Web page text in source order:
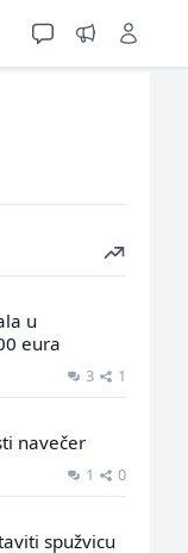
u
eura
3 1
navečer
1 0
spužvicu